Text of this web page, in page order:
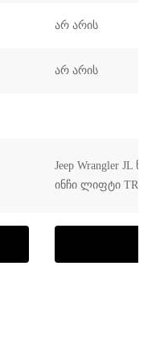
არ არის
არ არის
Jeep Wrangler JL
ინჩი ლიფტი TRE4x4